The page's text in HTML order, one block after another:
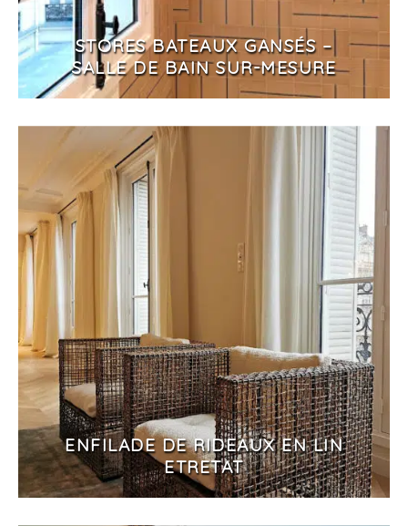
STORES BATEAUX GANSÉS –
SALLE DE BAIN SUR-MESURE
ENFILADE DE RIDEAUX EN LIN
ETRETAT